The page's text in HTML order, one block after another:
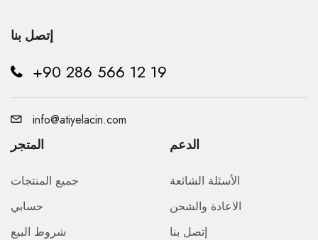
إتصل بنا
+90 286 566 12 19
info@atiyelacin.com
المتجر
جميع المنتجات
حسابي
شروط البيع
الدعم
الأسئلة الشائعة
الاعادة والشحن
إتصل بنا